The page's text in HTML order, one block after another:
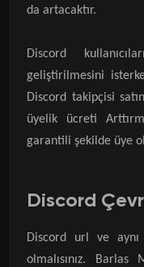
da artacaktır.
Discord
geliştirilmesini
Discord takipçisi
üyelik ücreti
garantili şekilde üye
Discord
Discord url ve
olmalısınız.